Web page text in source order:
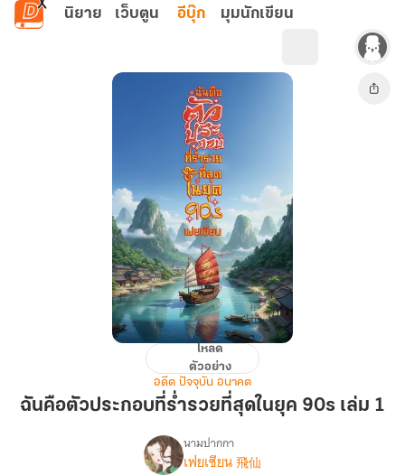
ข้ามไปยังเนื้อหาหลัก
นิยาย เว็บตูน อีบุ๊ก มุมนักเขียน
ตัวประกอบ
ร่ำรวย
โหลด
ตัวอย่าง
อดีต ปัจจุบัน อนาคต
ฉันคือตัวประกอบที่ร่ำรวยที่สุดในยุค 90s เล่ม 1
เรื่อง
นามปากกา
เฟยเซียน 飛仙